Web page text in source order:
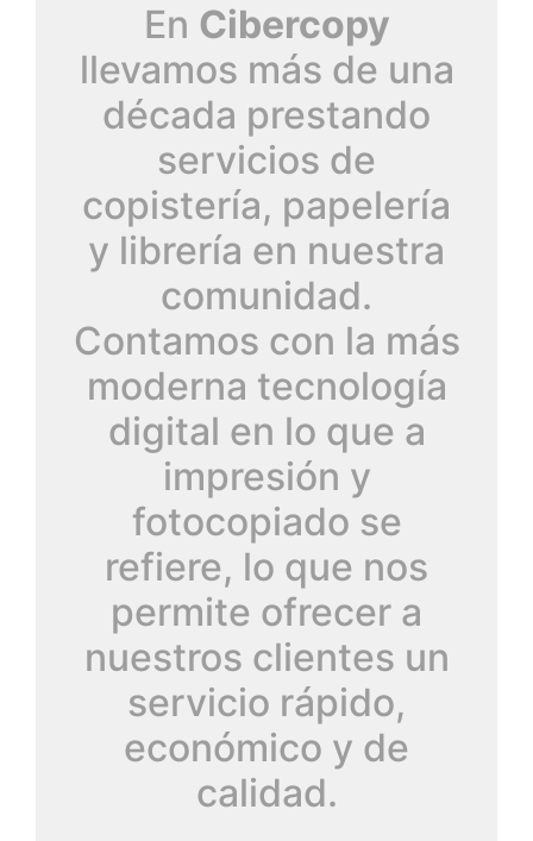
En Cibercopy
llevamos más de una
década prestando
servicios de
copistería, papelería
y librería en nuestra
comunidad.
Contamos con la más
moderna tecnología
digital en lo que a
impresión y
fotocopiado se
refiere, lo que nos
permite ofrecer a
nuestros clientes un
servicio rápido,
económico y de
calidad.